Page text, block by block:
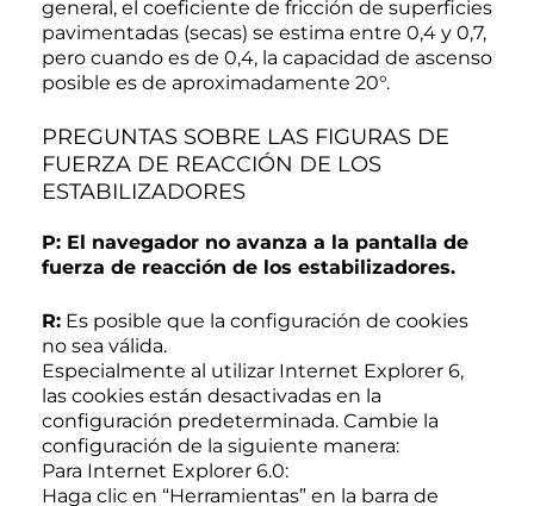
general, el coeficiente de fricción de superficies
pavimentadas (secas) se estima entre 0,4 y 0,7,
pero cuando es de 0,4, la capacidad de ascenso
posible es de aproximadamente 20°.
PREGUNTAS SOBRE LAS FIGURAS DE
FUERZA DE REACCIÓN DE LOS
ESTABILIZADORES
P: El navegador no avanza a la pantalla de
fuerza de reacción de los estabilizadores.
R: Es posible que la configuración de cookies
no sea válida.
Especialmente al utilizar Internet Explorer 6,
las cookies están desactivadas en la
configuración predeterminada. Cambie la
configuración de la siguiente manera:
Para Internet Explorer 6.0:
Haga clic en “Herramientas” en la barra de